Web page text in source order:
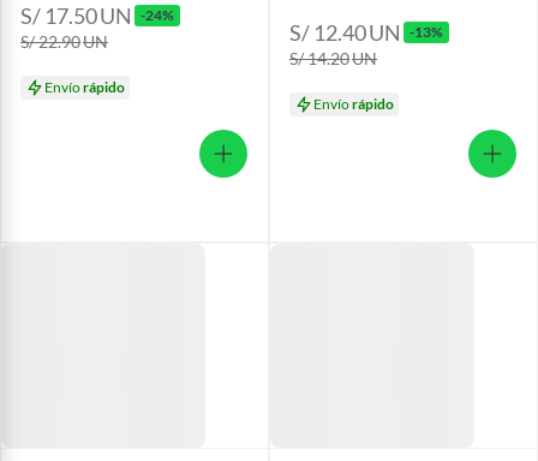
S/ 17.50UN -24%
S/ 22.90UN
Envíorápido
S/ 12.40UN -13%
S/ 14.20UN
Envíorápido